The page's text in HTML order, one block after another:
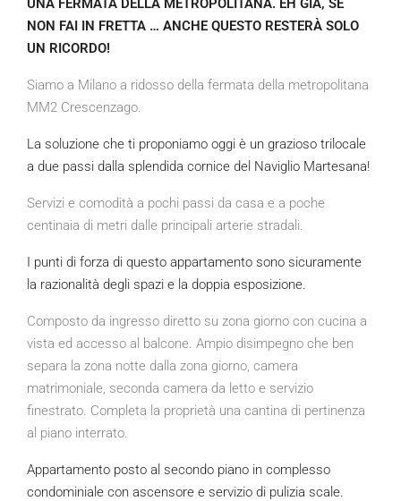
UNA FERMATA DELLA METROPOLITANA. EH GIÀ, SE
NON FAI IN FRETTA … ANCHE QUESTO RESTERÀ SOLO
UN RICORDO!
Siamo a Milano a ridosso della fermata della metropolitana
MM2 Crescenzago.
La soluzione che ti proponiamo oggi è un grazioso trilocale
a due passi dalla splendida cornice del Naviglio Martesana!
Servizi e comodità a pochi passi da casa e a poche
centinaia di metri dalle principali arterie stradali.
I punti di forza di questo appartamento sono sicuramente
la razionalità degli spazi e la doppia esposizione.
Composto da ingresso diretto su zona giorno con cucina a
vista ed accesso al balcone. Ampio disimpegno che ben
separa la zona notte dalla zona giorno, camera
matrimoniale, seconda camera da letto e servizio
finestrato. Completa la proprietà una cantina di pertinenza
al piano interrato.
Appartamento posto al secondo piano in complesso
condominiale con ascensore e servizio di pulizia scale.